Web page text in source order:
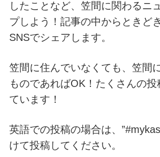
したことなど、笠間に関わるニ
プしよう！記事の中からときど
SNSでシェアします。
笠間に住んでいなくても、笠間
ものであればOK！たくさんの投
ています！
英語での投稿の場合は、
けて投稿してください。